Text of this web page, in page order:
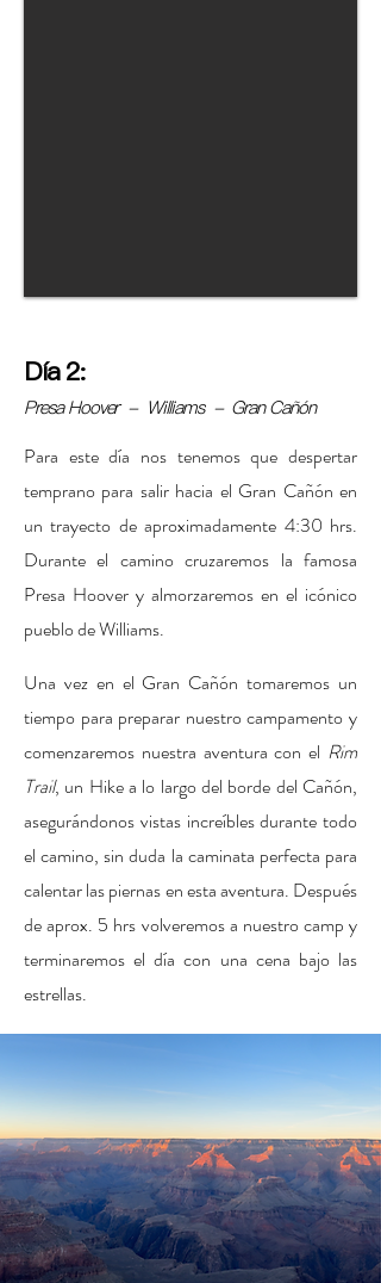
Día2:
Presa Hoover - Williams - Gran Cañón
Para este día nos tenemos que despertar
temprano para salir hacia el Gran Cañón en
un trayecto de aproximadamente 4:30 hrs.
Durante el camino cruzaremos la famosa
Presa Hoover y almorzaremos en el icónico
pueblo de Williams.
Una vez en el Gran Cañón tomaremos un
tiempo para preparar nuestro campamento y
comenzaremos nuestra aventura con el Rim
Trail, un Hike a lo largo del borde del Cañón,
asegurándonos vistas increíbles durante todo
el camino, sin duda la caminata perfecta para
calentar las piernas en esta aventura. Después
deaprox. 5 hrs volveremos a nuestro camp y
terminaremos el día con una cena bajo las
estrellas.